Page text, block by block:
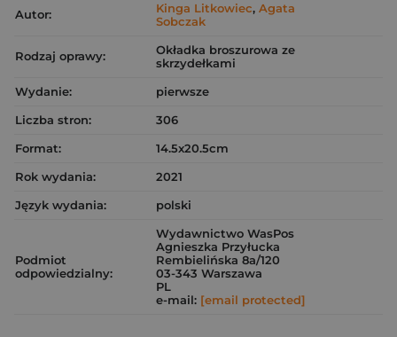
Autor: Kinga Litkowiec, Agata
Sobczak
Rodzaj oprawy:
Okładka broszurowa ze
skrzydełkami
Wydanie:
pierwsze
Liczba stron:
306
Format:
14.5x20.5cm
Rok wydania:
2021
Język wydania:
polski
Podmiot
odpowiedzialny:
Wydawnictwo WasPos
Agnieszka Przyłucka
Rembielińska 8a/120
03-343 Warszawa
PL
e-mail: [email protected]